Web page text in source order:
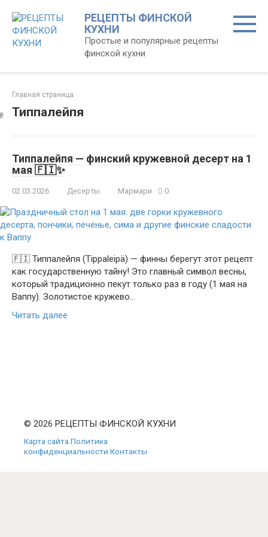
контенту
РЕЦЕПТЫ ФИНСКОЙ
КУХНИ
Простые и популярные рецепты
финской кухни
Главная страница
Типпалейпя
Типпалейпя — финский кружевной десерт на 1
мая 🇫🇮️✨
02.03.2026 Десерты Мармари 0
🇫🇮 Типпалейпя (Tippaleipä) — финны берегут этот рецепт
как государственную тайну! Это главный символ весны,
который традиционно пекут только раз в году (1 мая на
Ваппу). Золотистое кружево…
Читать далее
© 2026 РЕЦЕПТЫ ФИНСКОЙ КУХНИ
Карта сайта Политика
конфиденциальности Контакты